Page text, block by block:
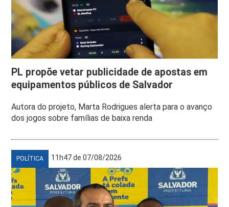
PL propõe vetar publicidade de apostas em
equipamentos públicos de Salvador
Autora do projeto, Marta Rodrigues alerta para o avanço
dos jogos sobre famílias de baixa renda
POLÍTICA 11h47 de 07/08/2026